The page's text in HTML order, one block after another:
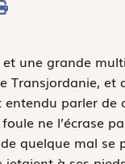
une grande
Transjordanie,
parler de
ne l’écrase
quelque mal se